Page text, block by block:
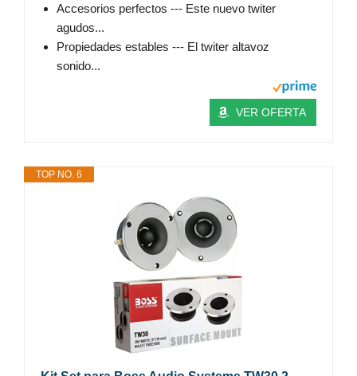
Accesorios perfectos --- Este nuevo twiter
agudos...
Propiedades estables --- El twiter altavoz
sonido...
VER OFERTA
TOP NO. 6